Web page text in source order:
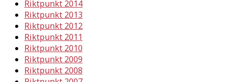
Riktpunkt 2014
Riktpunkt 2013
Riktpunkt 2012
Riktpunkt 2011
Riktpunkt 2010
Riktpunkt 2009
Riktpunkt 2008